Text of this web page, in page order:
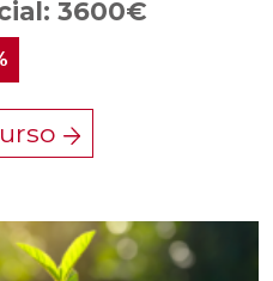
3600€